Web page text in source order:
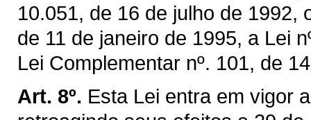
10.051, de 16 de julho de 1992,
de 11 de janeiro de 1995, a Lei
Lei Complementar nº. 101, de
Art. 8º. Esta Lei entra em vigor